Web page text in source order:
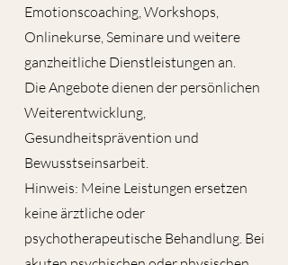
Emotionscoaching, Workshops,
Onlinekurse, Seminare und weitere
ganzheitliche Dienstleistungen an.
Die Angebote dienen der persönlichen
Weiterentwicklung,
Gesundheitsprävention und
Bewusstseinsarbeit.
Hinweis: Meine Leistungen ersetzen
keine ärztliche oder
psychotherapeutische Behandlung. Bei